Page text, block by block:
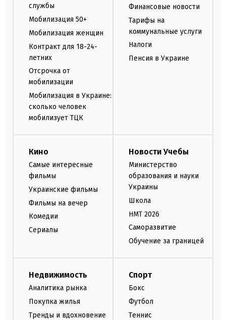
службы
Мобилизация 50+
Мобилизация женщин
Контракт для 18-24-
летних
Отсрочка от
мобилизации
Мобилизация в Украине:
сколько человек
мобилизует ТЦК
Финансовые новости
Тарифы на
коммунальные услуги
Налоги
Пенсия в Украине
Кино
Самые интересные
фильмы
Украинские фильмы
Фильмы на вечер
Комедии
Сериалы
Новости Учебы
Министерство
образования и науки
Украины
Школа
НМТ 2026
Саморазвитие
Обучение за границей
Недвижимость
Аналитика рынка
Покупка жилья
Тренды и вдохновение
Спорт
Бокс
Футбол
Теннис